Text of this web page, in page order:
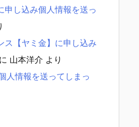
申し込み個人情報を送っ
ス【ヤミ金】に申し込み
に 山本洋介 より
人情報を送ってしまっ